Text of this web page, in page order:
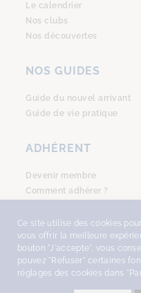
Le calendrier
Nos clubs
Nos découvertes
NOS GUIDES
Guide du nouvel arrivant
Guide de vie pratique
ADHÉRENT
Devenir membre
Comment adhérer ?
Ce site utilise des cookies
vous offrir la meilleure
bouton "J'accepte", vous
pouvez "Refuser" certaines
réglages des cookies dans